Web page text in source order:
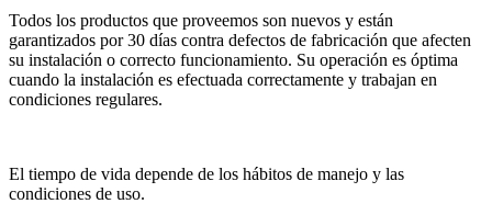
Todos los productos que proveemos son nuevos y están
garantizados por 30 días contra defectos de fabricación que afecten
su instalación o correcto funcionamiento. Su operación es óptima
cuando la instalación es efectuada correctamente y trabajan en
condiciones regulares.
El tiempo de vida depende de los hábitos de manejo y las
condiciones de uso.